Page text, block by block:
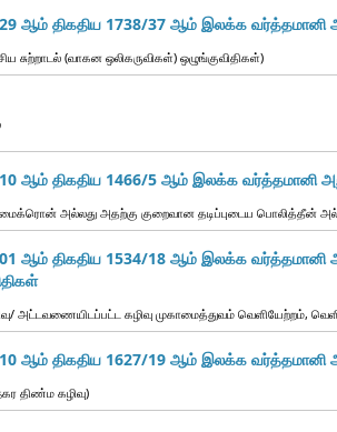
ஆம் திகதிய 1738/37 ஆம் இலக்க வர்த்தமானி
சுற்றாடல் (வாகன ஒலிகருவிகள்) ஒழுங்குவிதிகள்)
ஆம் திகதிய 1466/5 ஆம் இலக்க வர்த்தமானி
மைக்ரொன் அல்லது அதற்கு குறைவான தடிப்புடைய பொலித்தீன்
ஆம் திகதிய 1534/18 ஆம் இலக்க வர்த்தமானி
அட்டவணையிடப்பட்ட கழிவு முகாமைத்துவம் வெளியேற்றம்,
ஆம் திகதிய 1627/19 ஆம் இலக்க வர்த்தமானி
திண்ம கழிவு)